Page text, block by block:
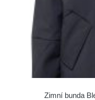
Zimní bunda